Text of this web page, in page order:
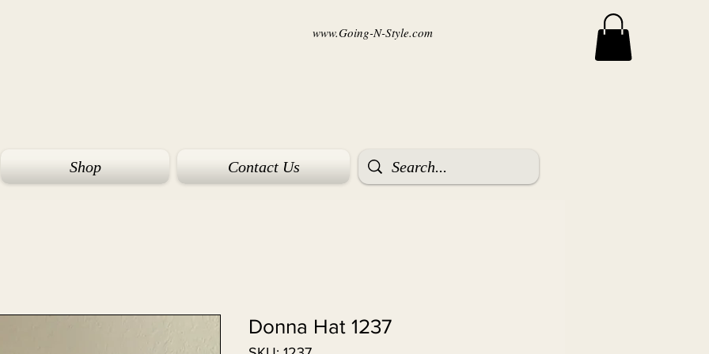
www.Going-N-Style.com
Shop Contact Us
Donna Hat 1237